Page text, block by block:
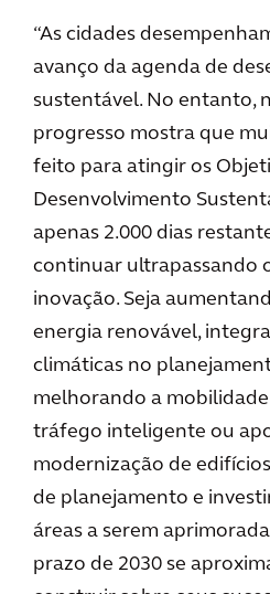
“As cidades
avanço da agenda de
sustentável. No entanto,
progresso mostra que
feito para atingir os
Desenvolvimento
apenas 2.000 dias
continuar ultrapassando
inovação. Seja
energia renovável,
climáticas no
melhorando a
tráfego inteligente ou
modernização de
de planejamento e
áreas a serem
prazo de 2030 se